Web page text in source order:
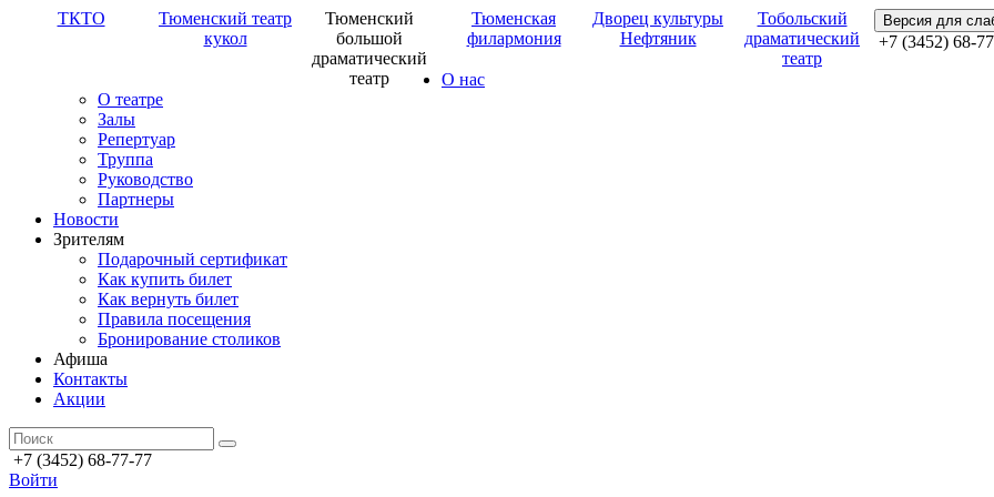
ТКТО
Тюменский театр
кукол
Тюменский
большой
драматический
театр
Тюменская
филармония
Дворец культуры
Нефтяник
Тобольский
драматический
театр
Версия для
+7 (3452) 68-
О нас
О театре
Залы
Репертуар
Труппа
Руководство
Партнеры
Новости
Зрителям
Подарочный сертификат
Как купить билет
Как вернуть билет
Правила посещения
Бронирование столиков
Афиша
Контакты
Акции
+7 (3452) 68-77-77
Войти